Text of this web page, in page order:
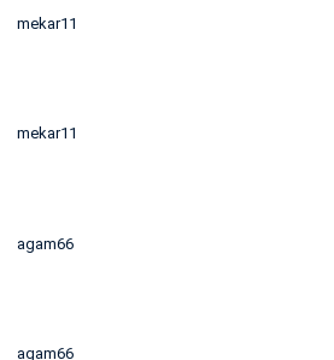
mekar11
mekar11
agam66
agam66